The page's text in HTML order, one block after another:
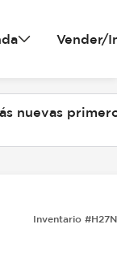
Vender/
nuevas
Inventario